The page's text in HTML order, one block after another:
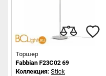
Торшер
Fabbian F23C02 69
Коллекция: Stick